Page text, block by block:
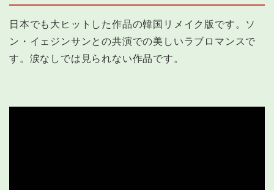
日本でも大ヒットした作品の韓国リメイク版です。ソ
ン・イェジンサンとの共演での美しいラブロマンスで
す。涙なしでは見られない作品です。